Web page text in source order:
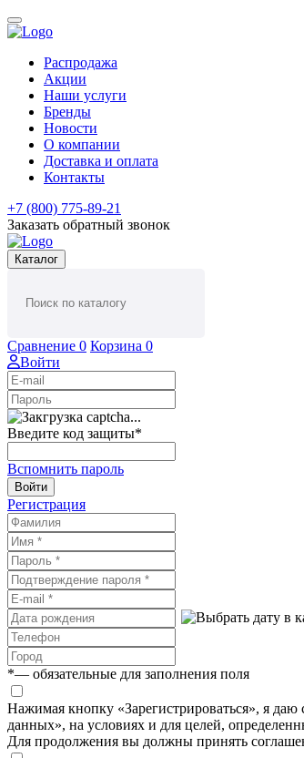
Распродажа
Акции
Наши услуги
Бренды
Новости
О компании
Доставка и оплата
Контакты
+7 (800) 775-89-21
Заказать обратный звонок
Каталог
Сравнение 0 Корзина 0
Войти
Введите код защиты*
Вспомнить пароль
Войти
Регистрация
*— обязательные для заполнения поля
Нажимая кнопку «Зарегистрироваться», я
данных», на условиях и для целей,
Для продолжения вы должны принять